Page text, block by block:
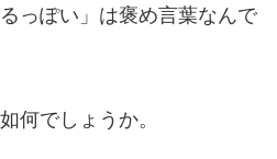
っぽい」は褒め言葉なんで
何でしょうか。